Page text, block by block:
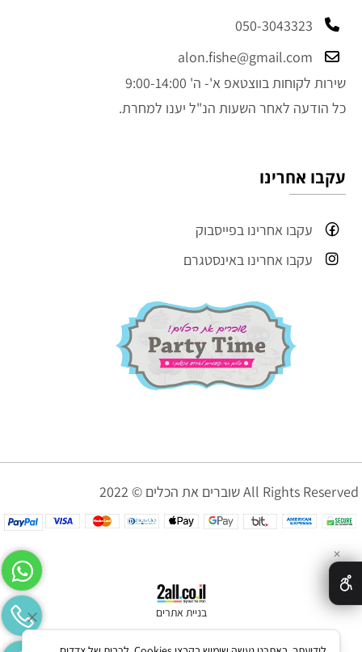
050-3043323
alon.fishe@gmail.com
שירות לקוחות בווצטאפ א'- ה' 9:00-14:00
כל הודעה לאחר השעות הנ"ל יענו למחרת.
עקבו אחרינו
עקבו אחרינו בפייסבוק
עקבו אחרינו באינסטגרם
שוברים את הכלים © 2022 All Rights Reserved
בניית אתרים
✕